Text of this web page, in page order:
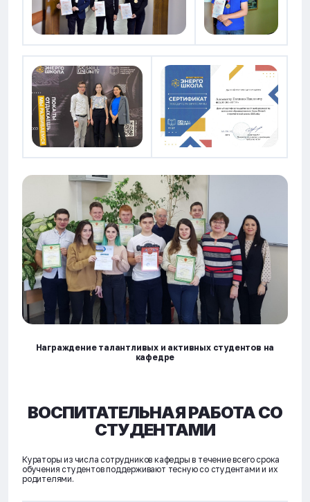
Награждение талантливых и активных студентов на
кафедре
ВОСПИТАТЕЛЬНАЯ РАБОТА СО
СТУДЕНТАМИ
Кураторы из числа сотрудников кафедры в течение всего срока
обучения студентов поддерживают тесную со студентами и их
родителями.